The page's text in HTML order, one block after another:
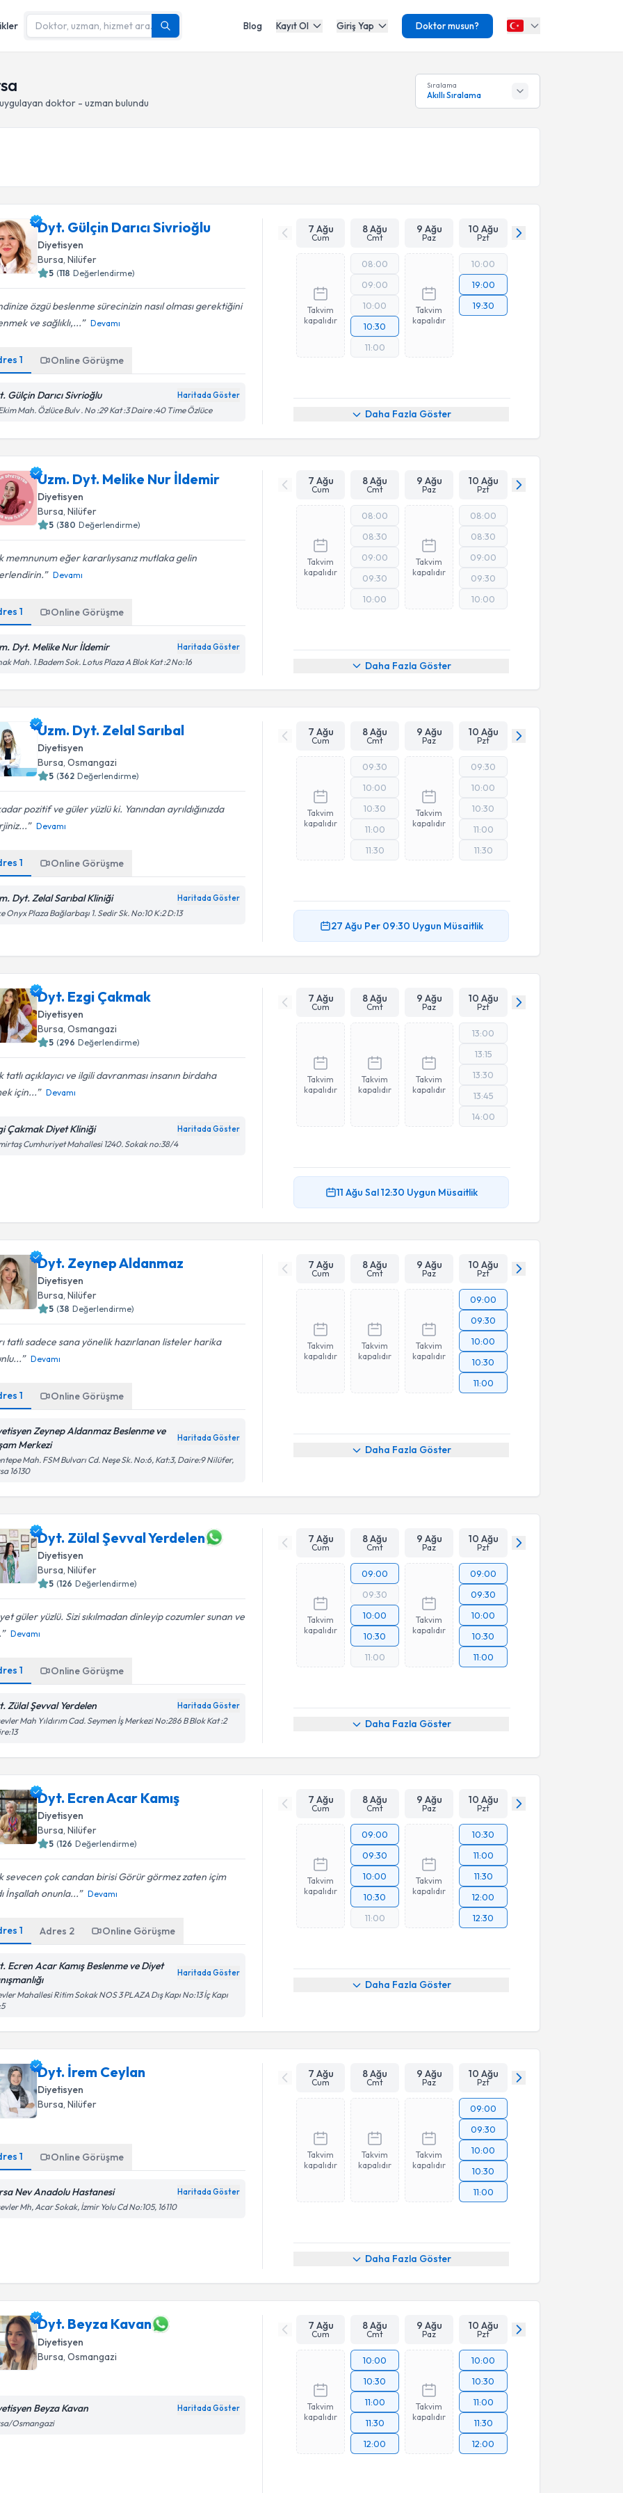
Blog Kayıt Ol Giriş Yap Doktor musun?
uygulayan doktor - uzman bulundu
Sıralama
Akıllı Sıralama
Dyt. Gülçin Darıcı Sivrioğlu
Diyetisyen
Bursa, Nilüfer
5 (118 Değerlendirme)
özgü beslenme sürecinizin nasıl olması gerektiğini
ve sağlıklı,...
Devamı
1 Online Görüşme
Gülçin Darıcı Sivrioğlu Haritada Göster
Mah. Özlüce Bulv . No :29 Kat :3 Daire :40 Time Özlüce
7 Ağu
Cum
8 Ağu
Cmt
9 Ağu
Paz
10 Ağu
Pzt
Takvim
kapalıdır
08:00
09:00
10:00
10:30
11:00
Takvim
kapalıdır
10:00
19:00
19:30
Daha Fazla Göster
Uzm. Dyt. Melike Nur İldemir
Diyetisyen
Bursa , Nilüfer
5 (380 Değerlendirme)
memnunum eğer kararlıysanız mutlaka gelin
Devamı
1 Online Görüşme
Dyt. Melike Nur İldemir Haritada Göster
Mah. 1.Badem Sok. Lotus Plaza A Blok Kat :2 No:16
7 Ağu
Cum
8 Ağu
Cmt
9 Ağu
Paz
10 Ağu
Pzt
Takvim
kapalıdır
08:00
08:30
09:00
09:30
10:00
Takvim
kapalıdır
08:00
08:30
09:00
09:30
10:00
Daha Fazla Göster
Uzm. Dyt. Zelal Sarıbal
Diyetisyen
Bursa, Osmangazi
5 (362 Değerlendirme)
pozitif ve güler yüzlü ki. Yanından ayrıldığınızda
Devamı
1 Online Görüşme
Dyt. Zelal Sarıbal Kliniği Haritada Göster
Onyx Plaza Bağlarbaşı 1. Sedir Sk. No:10 K:2 D:13
7 Ağu
Cum
8 Ağu
Cmt
9 Ağu
Paz
10 Ağu
Pzt
Takvim
kapalıdır
09:30
10:00
10:30
11:00
11:30
Takvim
kapalıdır
09:30
10:00
10:30
11:00
11:30
27 Ağu Per 09:30 Uygun Müsaitlik
Dyt. Ezgi Çakmak
Diyetisyen
Bursa, Osmangazi
5 (296 Değerlendirme)
tatlı açıklayıcı ve ilgili davranması insanın birdaha
için...
Devamı
Çakmak Diyet Kliniği Haritada Göster
Cumhuriyet Mahallesi 1240. Sokak no:38/4
7 Ağu
Cum
8 Ağu
Cmt
9 Ağu
Paz
10 Ağu
Pzt
Takvim
kapalıdır
Takvim
kapalıdır
Takvim
kapalıdır
13:00
13:15
13:30
13:45
14:00
11 Ağu Sal12:30 Uygun Müsaitlik
Dyt. Zeynep Aldanmaz
Diyetisyen
Bursa, Nilüfer
5 (38 Değerlendirme)
tatlı sadece sana yönelik hazırlanan listeler harika
Devamı
1 Online Görüşme
Zeynep Aldanmaz Beslenme ve
Merkezi
Haritada Göster
Mah. FSM Bulvarı Cd. Neşe Sk. No:6, Kat:3, Daire:9 Nilüfer,
16130
7 Ağu
Cum
8 Ağu
Cmt
9 Ağu
Paz
10 Ağu
Pzt
Takvim
kapalıdır
Takvim
kapalıdır
Takvim
kapalıdır
09:00
09:30
10:00
10:30
11:00
Daha Fazla Göster
Dyt. Zülal Şevval Yerdelen
Diyetisyen
Bursa, Nilüfer
5 (126 Değerlendirme)
güler yüzlü. Sizi sıkılmadan dinleyip cozumler sunan ve
Devamı
1 Online Görüşme
Zülal Şevval Yerdelen Haritada Göster
Mah Yıldırım Cad. Seymen İş Merkezi No:286 B Blok Kat :2
7 Ağu
Cum
8 Ağu
Cmt
9 Ağu
Paz
10 Ağu
Pzt
Takvim
kapalıdır
09:00
09:30
10:00
10:30
11:00
Takvim
kapalıdır
09:00
09:30
10:00
10:30
11:00
Daha Fazla Göster
Dyt. Ecren Acar Kamış
Diyetisyen
Bursa, Nilüfer
5 (126 Değerlendirme)
sevecen çok candan birisi Görür görmez zaten içim
İnşallah onunla...
Devamı
1 Adres 2 Online Görüşme
Ecren Acar Kamış Beslenme ve Diyet
Haritada Göster
Mahallesi Ritim Sokak NOS 3 PLAZA Dış Kapı No:13 İç Kapı
7 Ağu
Cum
8 Ağu
Cmt
9 Ağu
Paz
10 Ağu
Pzt
Takvim
kapalıdır
09:00
09:30
10:00
10:30
11:00
Takvim
kapalıdır
10:30
11:00
11:30
12:00
12:30
Daha Fazla Göster
Dyt. İrem Ceylan
Diyetisyen
Bursa, Nilüfer
1 Online Görüşme
Nev Anadolu Hastanesi Haritada Göster
Mh, Acar Sokak, İzmir Yolu Cd No:105, 16110
7 Ağu
Cum
8 Ağu
Cmt
9 Ağu
Paz
10 Ağu
Pzt
Takvim
kapalıdır
Takvim
kapalıdır
Takvim
kapalıdır
09:00
09:30
10:00
10:30
11:00
Daha Fazla Göster
Dyt. Beyza Kavan
Diyetisyen
Bursa , Osmangazi
Beyza Kavan Haritada Göster
Osmangazi
7 Ağu
Cum
8 Ağu
Cmt
9 Ağu
Paz
10 Ağu
Pzt
Takvim
kapalıdır
10:00
10:30
11:00
11:30
12:00
Takvim
kapalıdır
10:00
10:30
11:00
11:30
12:00